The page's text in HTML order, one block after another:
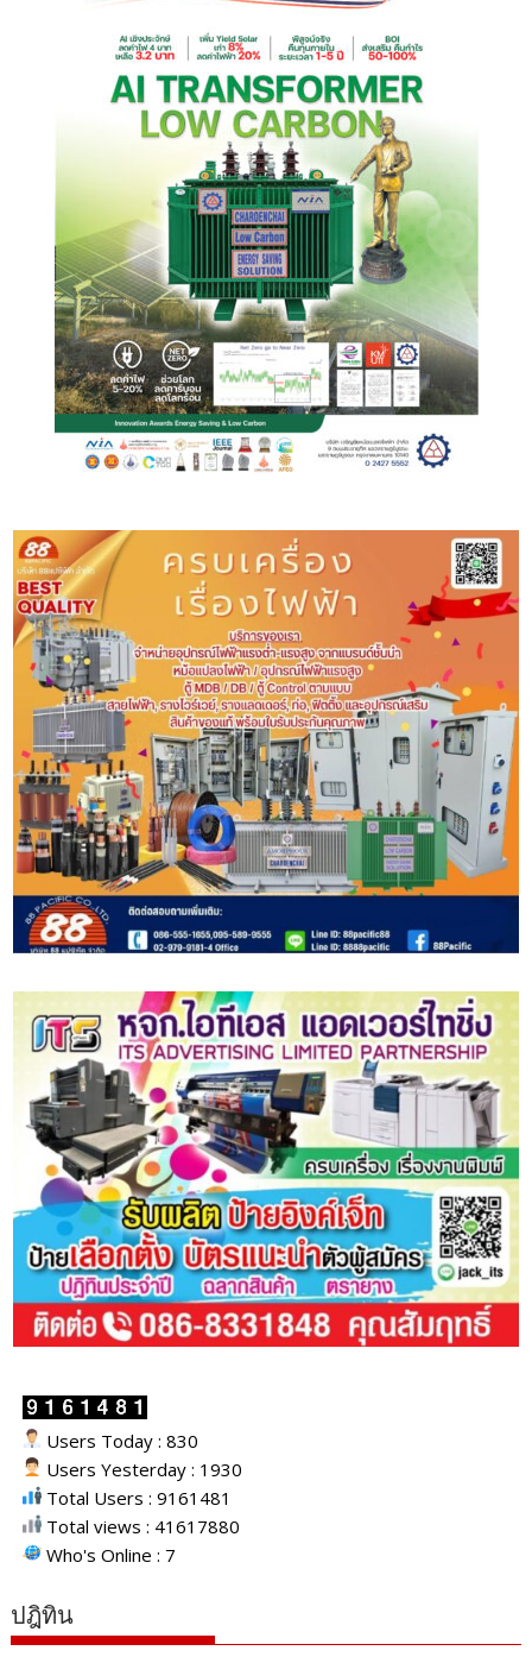
Users Today : 830
Users Yesterday : 1930
Total Users : 9161481
Total views : 41617880
Who's Online : 7
ปฎิทิน